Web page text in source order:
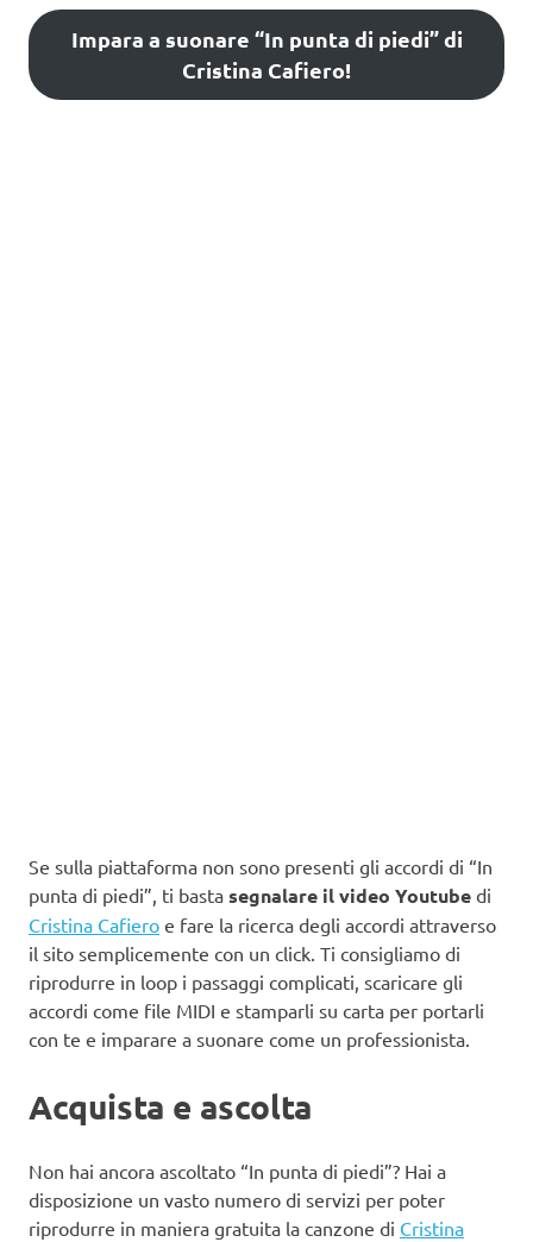
Impara a suonare “In punta di piedi” di
Cristina Cafiero!
Se sulla piattaforma non sono presenti gli accordi di “In
punta di piedi”, ti basta segnalare il video Youtube di
Cristina Cafiero e fare la ricerca degli accordi attraverso
il sito semplicemente con un click. Ti consigliamo di
riprodurre in loop i passaggi complicati, scaricare gli
accordi come file MIDI e stamparli su carta per portarli
con te e imparare a suonare come un professionista.
Acquista e ascolta
Non hai ancora ascoltato “In punta di piedi”? Hai a
disposizione un vasto numero di servizi per poter
riprodurre in maniera gratuita la canzone di Cristina